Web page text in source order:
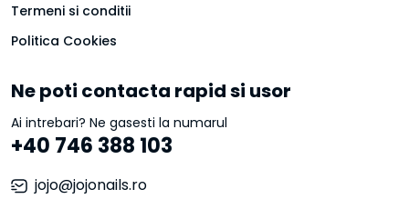
Termeni si conditii
Politica Cookies
Ne poti contacta rapid si usor
Ai intrebari? Ne gasesti la numarul
+40 746 388 103
jojo@jojonails.ro